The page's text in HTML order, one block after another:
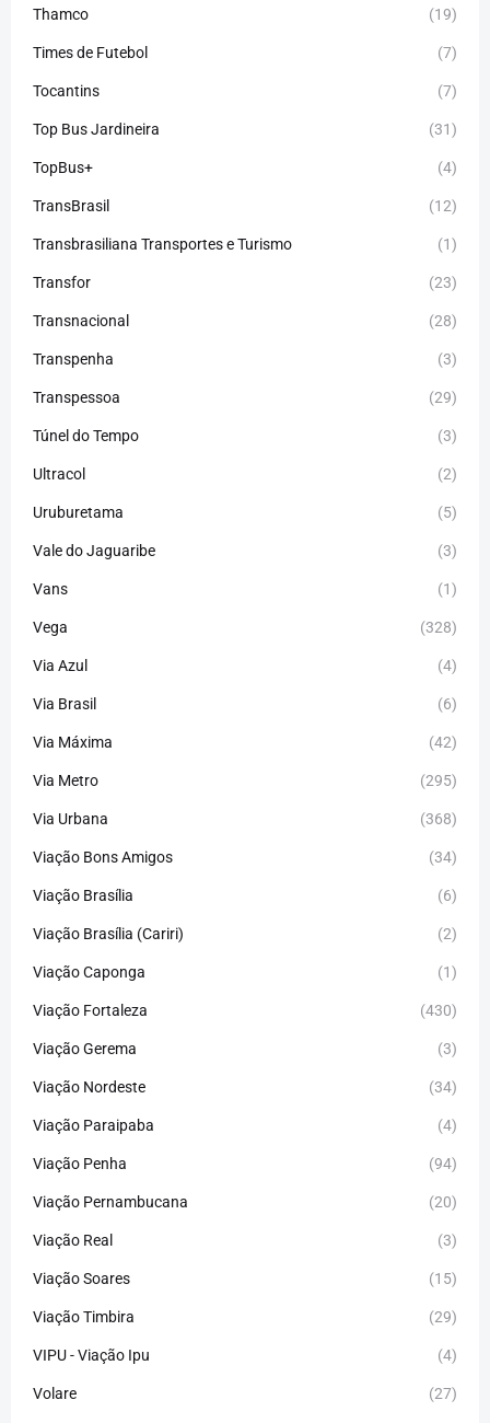
Thamco (19)
Times de Futebol (7)
Tocantins (7)
Top Bus Jardineira (31)
TopBus+ (4)
TransBrasil (12)
Transbrasiliana Transportes e Turismo (1)
Transfor (23)
Transnacional (28)
Transpenha (3)
Transpessoa (29)
Túnel do Tempo (3)
Ultracol (2)
Uruburetama (5)
Vale do Jaguaribe (3)
Vans (1)
Vega (328)
Via Azul (4)
Via Brasil (6)
Via Máxima (42)
Via Metro (295)
Via Urbana (368)
Viação Bons Amigos (34)
Viação Brasília (6)
Viação Brasília (Cariri) (2)
Viação Caponga (1)
Viação Fortaleza (430)
Viação Gerema (3)
Viação Nordeste (34)
Viação Paraipaba (4)
Viação Penha (94)
Viação Pernambucana (20)
Viação Real (3)
Viação Soares (15)
Viação Timbira (29)
VIPU - Viação Ipu (4)
Volare (27)